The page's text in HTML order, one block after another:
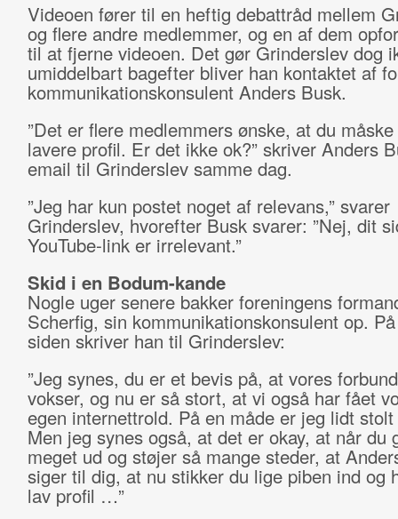
Videoen fører til en heftig debattråd mellem
og flere andre medlemmer, og en af dem
til at fjerne videoen. Det gør Grinderslev dog
umiddelbart bagefter bliver han kontaktet af
kommunikationskonsulent Anders Busk.
”Det er flere medlemmers ønske, at du
lavere profil. Er det ikke ok?” skriver Anders
email til Grinderslev samme dag.
”Jeg har kun postet noget af relevans,” svarer
Grinderslev, hvorefter Busk svarer: ”Nej, dit
YouTube-link er irrelevant.”
Skid i en Bodum-kande
Nogle uger senere bakker foreningens
Scherfig, sin kommunikationskonsulent op.
siden skriver han til Grinderslev:
”Jeg synes, du er et bevis på, at vores
vokser, og nu er så stort, at vi også har fået
egen internettrold. På en måde er jeg lidt
Men jeg synes også, at det er okay, at når du
meget ud og støjer så mange steder, at
siger til dig, at nu stikker du lige piben ind og
lav profil …”